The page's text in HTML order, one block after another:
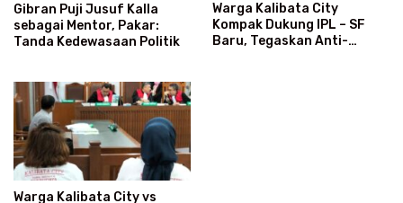
Gibran Puji Jusuf Kalla
sebagai Mentor, Pakar:
Tanda Kedewasaan Politik
Warga Kalibata City
Kompak Dukung IPL – SF
Baru, Tegaskan Anti-
Warga Kalibata City vs